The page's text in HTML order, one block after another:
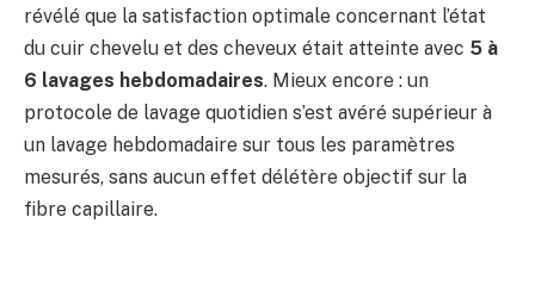
révélé que la satisfaction optimale concernant l’état
du cuir chevelu et des cheveux était atteinte avec 5 à
6 lavages hebdomadaires. Mieux encore : un
protocole de lavage quotidien s’est avéré supérieur à
un lavage hebdomadaire sur tous les paramètres
mesurés, sans aucun effet délétère objectif sur la
fibre capillaire.